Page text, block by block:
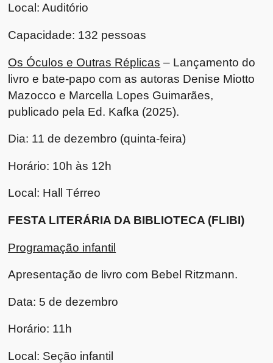
Local: Auditório
Capacidade: 132 pessoas
Os Óculos e Outras Réplicas – Lançamento do
livro e bate-papo com as autoras Denise Miotto
Mazocco e Marcella Lopes Guimarães,
publicado pela Ed. Kafka (2025).
Dia: 11 de dezembro (quinta-feira)
Horário: 10h às 12h
Local: Hall Térreo
FESTA LITERÁRIA DA BIBLIOTECA (FLIBI)
Programação infantil
Apresentação de livro com Bebel Ritzmann.
Data: 5 de dezembro
Horário: 11h
Local: Seção infantil